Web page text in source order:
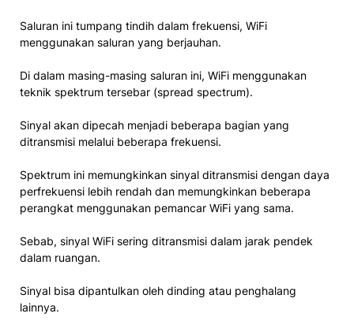
Saluran ini tumpang tindih dalam frekuensi, WiFi
menggunakan saluran yang berjauhan.
Di dalam masing-masing saluran ini, WiFi menggunakan
teknik spektrum tersebar (spread spectrum).
Sinyal akan dipecah menjadi beberapa bagian yang
ditransmisi melalui beberapa frekuensi.
Spektrum ini memungkinkan sinyal ditransmisi dengan daya
perfrekuensi lebih rendah dan memungkinkan beberapa
perangkat menggunakan pemancar WiFi yang sama.
Sebab, sinyal WiFi sering ditransmisi dalam jarak pendek
dalam ruangan.
Sinyal bisa dipantulkan oleh dinding atau penghalang
lainnya.